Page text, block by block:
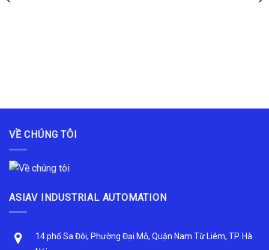
VỀ CHÚNG TÔI
ASIAV INDUSTRIAL AUTOMATION
14 phố Sa Đôi, Phường Đại Mỗ, Quận Nam Từ Liêm, TP. Hà